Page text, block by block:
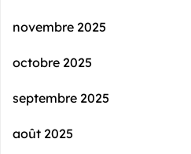
novembre 2025
octobre 2025
septembre 2025
août 2025